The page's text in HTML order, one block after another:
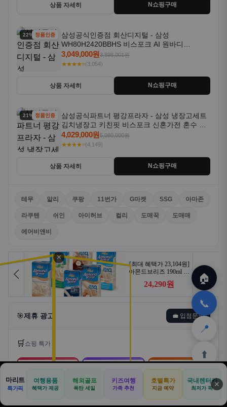
상품 자세히 N쇼핑구매
22% 할인정품인증
삼성공식인증점 회산디지털 - 삼성
WH80H2420BBHS 비스포크 AI 원바디
24kg+20kg 세제자동투입 1등급
3,049,000원3,898,001원
★★★★⭐(3,054)
상품 자세히 N쇼핑구매
21% 할인정품인증
삼성공식파트너 평강프라자 - 삼성 냉장고세트
김치냉장고 키친핏 비스포크 신혼가전 혼수 입
주가전 빌트인 화이트
4,029,000원5,080,000원
★★★★⭐(4,149)
상품 자세히 N쇼핑구매
테무 알리 쿠팡 11번가 G마켓 SSG 아마존
라쿠텐 쉬인 아이허브 컬리 도매꾹 도매매
에어비앤비
🎯제휴 광고 💼 입점문의
🛒 쇼핑 특가
🛒
쿠팡
로켓배송·특가
📦
알리익스프레스
🎁
테무
초저가·무료배송
🏠
✈️
공항
⛳
📋
🛒
쿠팡
🎁
테무
🏠
📞
📍
⬆️
🏠 📝
견적
🚐
기사등록
🛒
아마존
✕
마리트
특가픽
여행용품
혜택가 제공
해외골프
폭탄 세일
키즈여행
가족 추천
호텔특가
지금 예약
국내렌터카
최저가 픽 ✕